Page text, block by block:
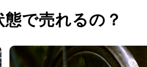
態で売れるの？